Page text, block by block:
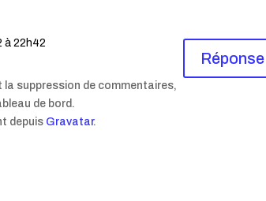
à 22h42
suppression de commentaires,
de bord.
depuis Gravatar.
Réponse